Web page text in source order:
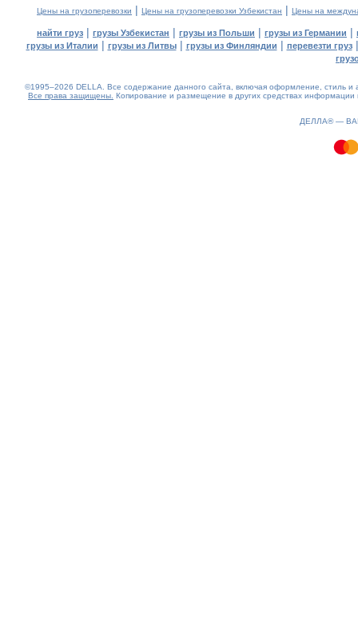
Цены на грузоперевозки | Цены на грузоперевозки Узбекистан | Цены на
найти груз | грузы Узбекистан | грузы из Польши | грузы из Германии |
грузы из Италии | грузы из Литвы| грузы из Финляндии | перевезти груз
©1995–2026 DELLA. Все содержание данного сайта, включая оформление, стиль и
Все права защищены. Копирование и размещение в других средствах
ДЕЛЛА® —